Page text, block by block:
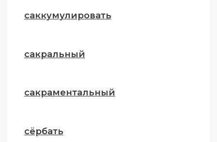
саккумулировать
сакральный
сакраментальный
сёрбать